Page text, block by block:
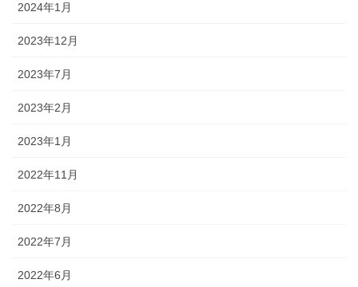
2024年1月
2023年12月
2023年7月
2023年2月
2023年1月
2022年11月
2022年8月
2022年7月
2022年6月